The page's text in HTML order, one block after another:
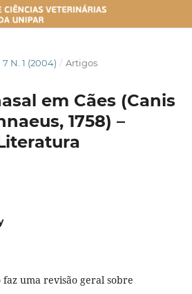
7 N. 1 (2004) / Artigos
em Cães (Canis
1758) –
faz uma revisão geral sobre